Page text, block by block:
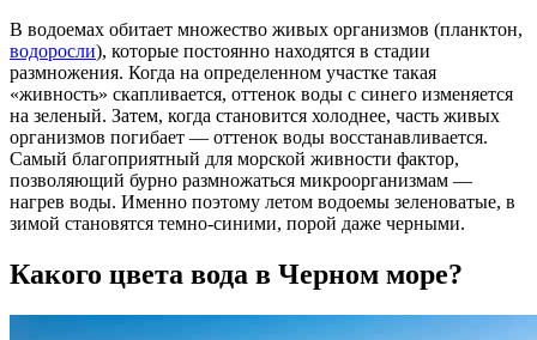
В водоемах обитает множество живых организмов (планктон,
водоросли), которые постоянно находятся в стадии
размножения. Когда на определенном участке такая
«живность» скапливается, оттенок воды с синего изменяется
на зеленый. Затем, когда становится холоднее, часть живых
организмов погибает — оттенок воды восстанавливается.
Самый благоприятный для морской живности фактор,
позволяющий бурно размножаться микроорганизмам —
нагрев воды. Именно поэтому летом водоемы зеленоватые, в
зимой становятся темно-синими, порой даже черными.
Какого цвета вода в Черном море?